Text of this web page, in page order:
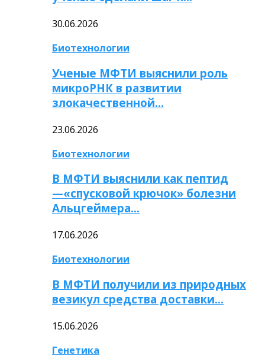
30.06.2026
Биотехнологии
Ученые МФТИ выяснили роль
микроРНК в развитии
злокачественной…
23.06.2026
Биотехнологии
В МФТИ выяснили как пептид
—«спусковой крючок» болезни
Альцгеймера…
17.06.2026
Биотехнологии
В МФТИ получили из природных
везикул средства доставки…
15.06.2026
Генетика